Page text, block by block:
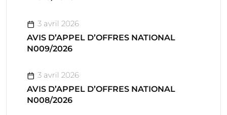
3 avril 2026
AVIS D’APPEL D’OFFRES NATIONAL
N009/2026
3 avril 2026
AVIS D’APPEL D’OFFRES NATIONAL
N008/2026